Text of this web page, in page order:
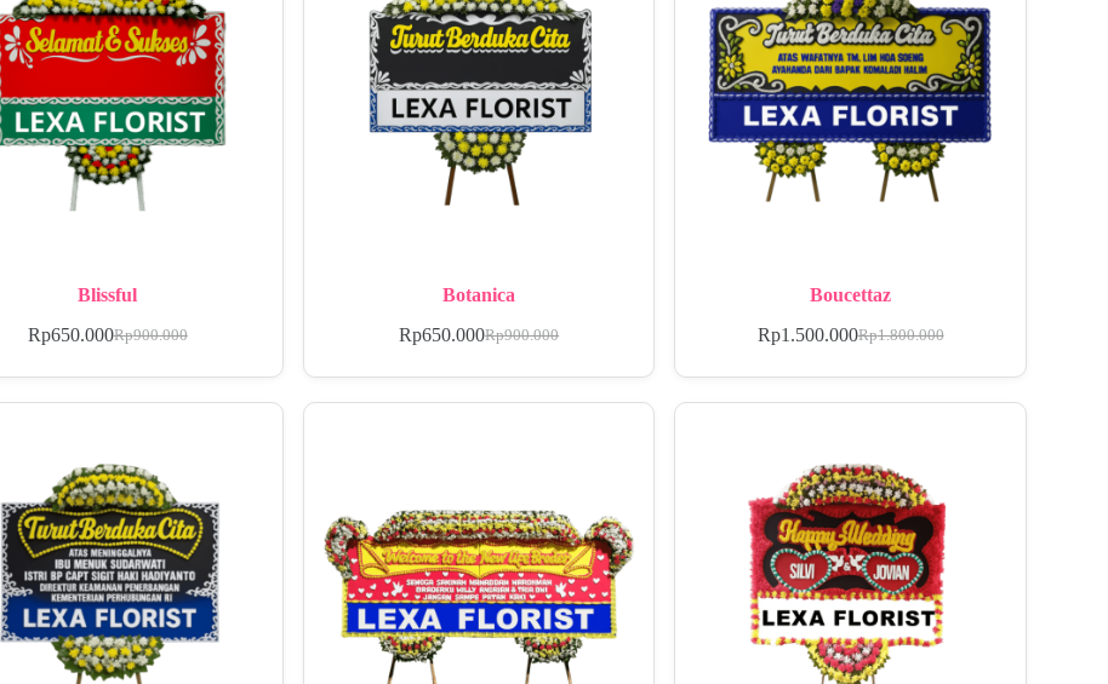
Blissful
Rp900.000
Rp650.000
Botanica
Rp900.000
Rp650.000
Boucettaz
Rp1.800.000
Rp1.500.000